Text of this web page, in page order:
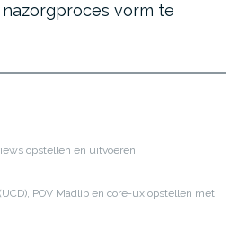
vorm te
opstellen en uitvoeren
POV Madlib en core-ux opstellen met